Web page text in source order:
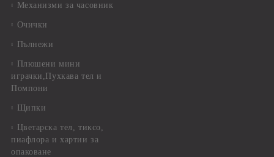
Механизми за часовник
Очички
Пълнежи
Плюшени мини
играчки,Пухкава тел и
Помпони
Щипки
Цветарска тел, тиксо,
пиафлора и хартии за
опаковане